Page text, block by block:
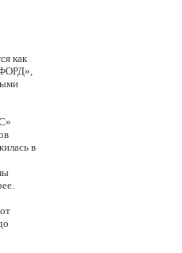
как
в